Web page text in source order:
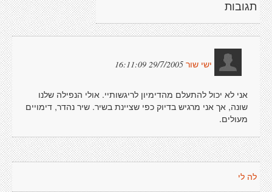
תגובות
ישי שור 29/7/2005 16:11:09
אני לא יכול להתעלם מהדימיון לריגשותיי. אולי הנפילה שלנו
שונה, אך אני מרגיש בדיוק כפי שציינת בשיר. שיר נהדר, דימויים
מעולים.
לה לי